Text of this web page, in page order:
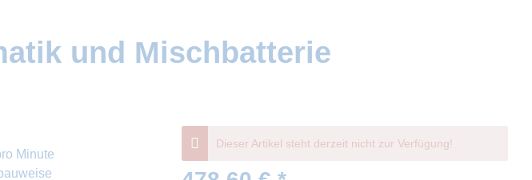
und Mischbatterie
Minute
Dieser Artikel steht derzeit nicht zur Verfügung!